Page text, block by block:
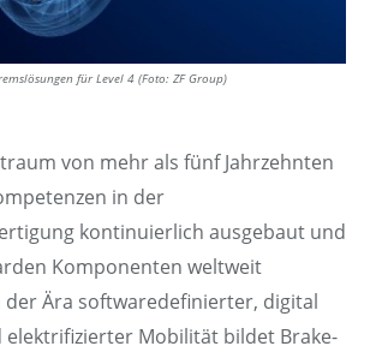
für Level 4 (Foto: ZF Group)
von mehr als fünf Jahrzehnten
in der
kontinuierlich ausgebaut und
Komponenten weltweit
der Ära softwaredefinierter, digital
Mobilität bildet Brake-